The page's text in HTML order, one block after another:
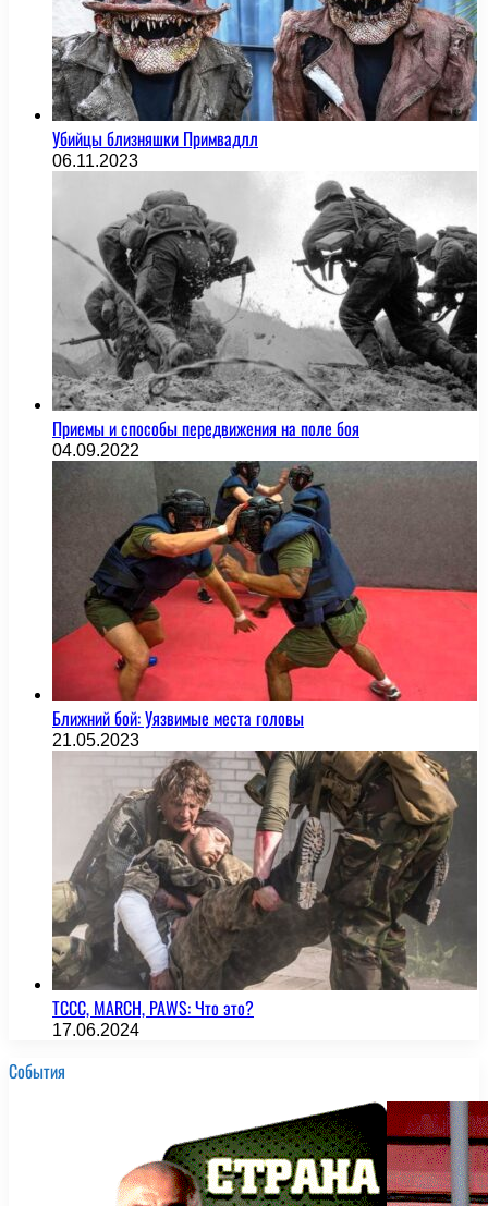
Убийцы близняшки Примвадлл
06.11.2023
Приемы и способы передвижения на поле боя
04.09.2022
Ближний бой: Уязвимые места головы
21.05.2023
TCCC, MARCH, PAWS: Что это?
17.06.2024
События